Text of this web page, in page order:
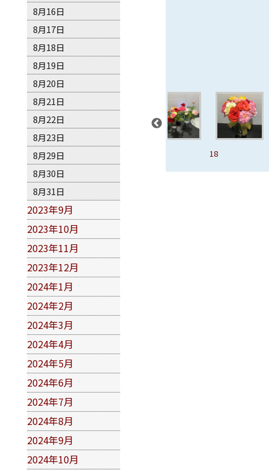
8月16日
8月17日
8月18日
8月19日
8月20日
8月21日
8月22日
8月23日
8月29日
8月30日
8月31日
2023年9月
2023年10月
2023年11月
2023年12月
2024年1月
2024年2月
2024年3月
2024年4月
2024年5月
2024年6月
2024年7月
2024年8月
2024年9月
2024年10月
、優里卡 16、台灣奇蹟